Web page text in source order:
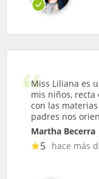
Miss Liliana es
mis niños, recta
con las
padres nos
Martha Becerra
5 hace más